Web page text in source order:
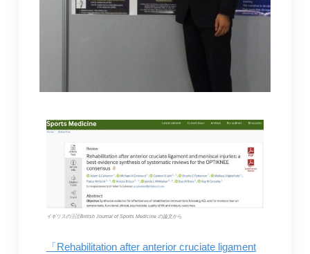
イギリスの🇬🇧British Journal of Sports Medicine の論文から
「Rehabilitation after anterior cruciate ligament